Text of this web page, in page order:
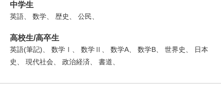
中学生
英語、 数学、 歴史、 公民、
高校生/高卒生
英語(筆記)、 数学Ⅰ、 数学Ⅱ、 数学A、 数学B、 世界史、 日本
史、 現代社会、 政治経済、 書道、